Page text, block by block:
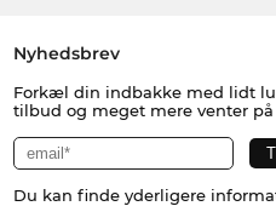
Nyhedsbrev
Forkæl din indbakke med lidt
tilbud og meget mere venter
Du kan finde yderligere